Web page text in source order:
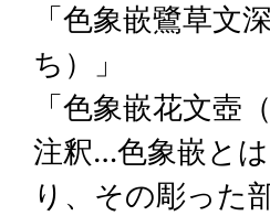
「色象嵌鷺草
ち）」
「色象嵌花文
注釈…色象嵌と
り、その彫った